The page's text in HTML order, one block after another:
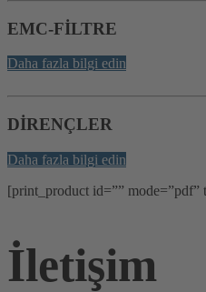
EMC-FİLTRE
Daha fazla bilgi edin
DİRENÇLER
Daha fazla bilgi edin
[print_product id=””
İletişim